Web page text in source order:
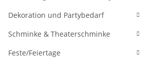
Dekoration und Partybedarf
Schminke & Theaterschminke
Feste/Feiertage